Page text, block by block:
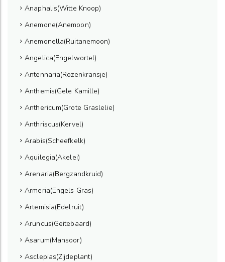
Anaphalis(Witte Knoop)
Anemone(Anemoon)
Anemonella(Ruitanemoon)
Angelica(Engelwortel)
Antennaria(Rozenkransje)
Anthemis(Gele Kamille)
Anthericum(Grote Graslelie)
Anthriscus(Kervel)
Arabis(Scheefkelk)
Aquilegia(Akelei)
Arenaria(Bergzandkruid)
Armeria(Engels Gras)
Artemisia(Edelruit)
Aruncus(Geitebaard)
Asarum(Mansoor)
Asclepias(Zijdeplant)